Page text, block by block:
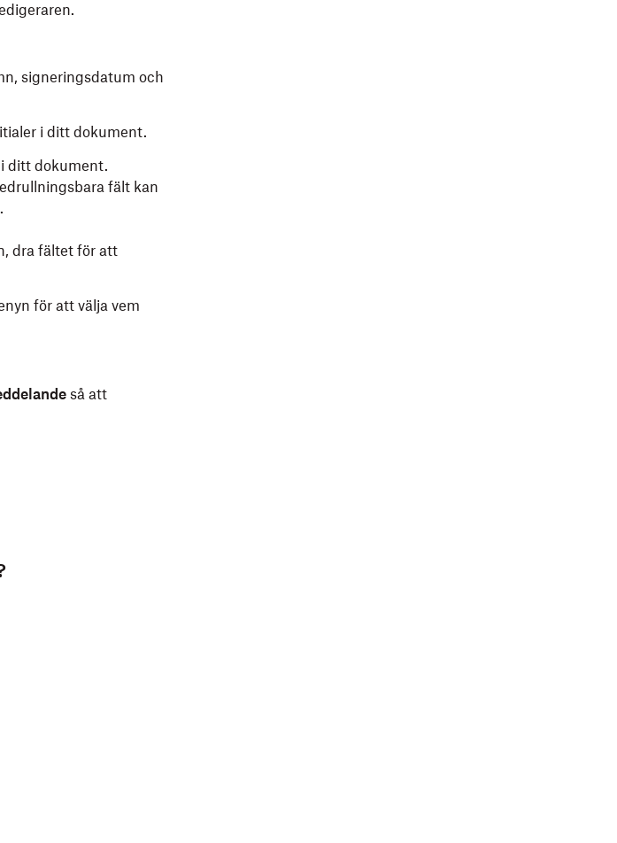
signeringsdatum och
i ditt dokument.
ditt dokument.
fält kan
dra fältet för att
för att välja vem
så att